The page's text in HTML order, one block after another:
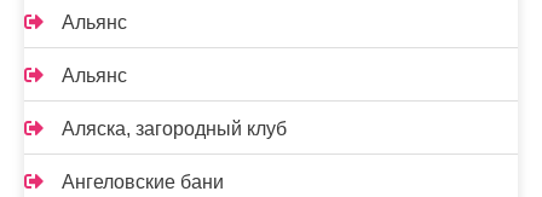
Альянс
Альянс
Аляска, загородный клуб
Ангеловские бани